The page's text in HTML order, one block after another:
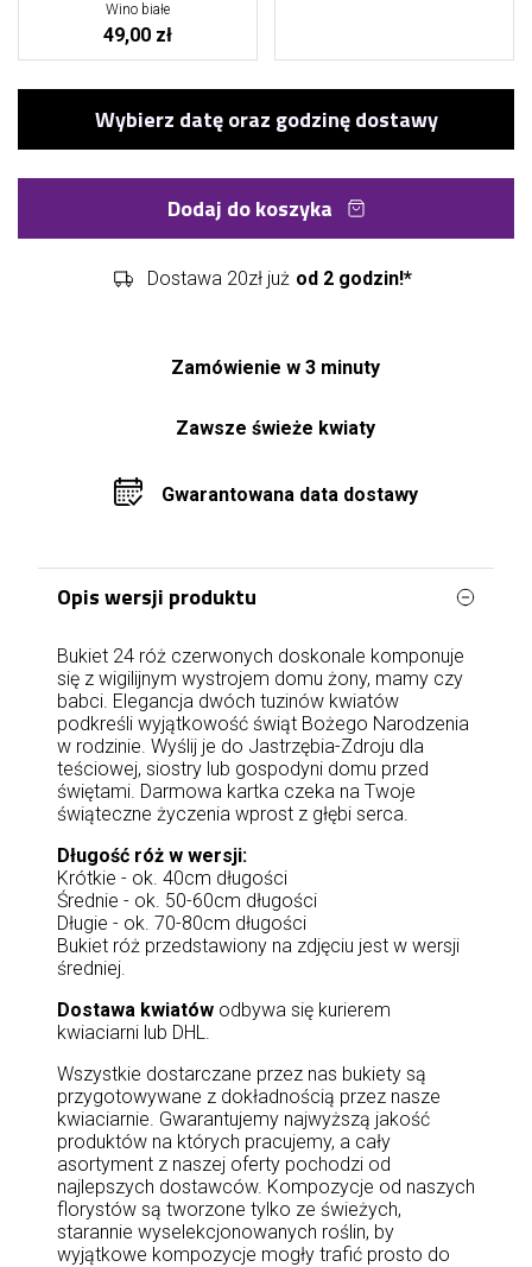
Wino białe
49,00 zł
Dodaj do koszyka
Dostawa 20zł już od 2 godzin!*
Zamówienie w 3 minuty
Zawsze świeże kwiaty
Gwarantowana data dostawy
Opis wersji produktu
Bukiet 24 róż czerwonych doskonale komponuje
się z wigilijnym wystrojem domu żony, mamy czy
babci. Elegancja dwóch tuzinów kwiatów
podkreśli wyjątkowość świąt Bożego Narodzenia
w rodzinie. Wyślij je do Jastrzębia-Zdroju dla
teściowej, siostry lub gospodyni domu przed
świętami. Darmowa kartka czeka na Twoje
świąteczne życzenia wprost z głębi serca.
Długość róż w wersji:
Krótkie - ok. 40cm długości
Średnie - ok. 50-60cm długości
Długie - ok. 70-80cm długości
Bukiet róż przedstawiony na zdjęciu jest w wersji
średniej.
Dostawa kwiatów odbywa się kurierem
kwiaciarni lub DHL.
Wszystkie dostarczane przez nas bukiety są
przygotowywane z dokładnością przez nasze
kwiaciarnie. Gwarantujemy najwyższą jakość
produktów na których pracujemy, a cały
asortyment z naszej oferty pochodzi od
najlepszych dostawców. Kompozycje od naszych
florystów są tworzone tylko ze świeżych,
starannie wyselekcjonowanych roślin, by
wyjątkowe kompozycje mogły trafić prosto do